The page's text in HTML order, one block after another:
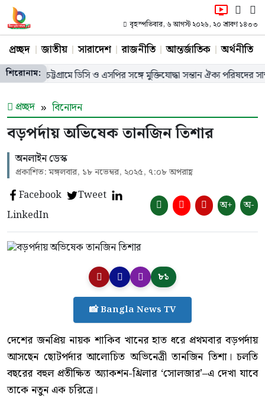
বৃহস্পতিবার, ৬ আগস্ট ২০২৬, ২০ শ্রাবণ ১৪৩৩
প্রচ্ছদ জাতীয় সারাদেশ রাজনীতি আন্তর্জাতিক অর্থনীতি
শিরোনাম:
চট্টগ্রামে ডিসি ও এসপির সঙ্গে মুক্তিযোদ্ধা সন্তান ঐক্য পরিষদের সাক্ষাৎ,
প্রচ্ছদ বিনোদন
বড়পর্দায় অভিষেক তানজিন তিশার
অনলাইন ডেস্ক
প্রকাশিত: মঙ্গলবার, ১৮ নভেম্বর, ২০২৫, ৭:০৮ অপরাহ্ণ
Facebook
Tweet
LinkedIn
অ+ অ-
৮১
📸 Bangla News TV
দেশের জনপ্রিয় নায়ক শাকিব খানের হাত ধরে প্রথমবার বড়পর্দায়
আসছেন ছোটপর্দার আলোচিত অভিনেত্রী তানজিন তিশা। চলতি
বছরের বহুল প্রতীক্ষিত অ্যাকশন-থ্রিলার ‘সোলজার’–এ দেখা যাবে
তাকে নতুন এক চরিত্রে।